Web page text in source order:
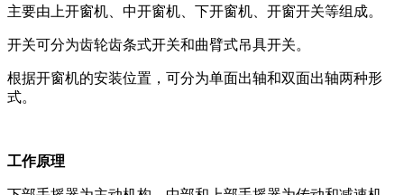
主要由上开窗机、中开窗机、下开窗机、开窗开关等组成。
开关可分为齿轮齿条式开关和曲臂式吊具开关。
根据开窗机的安装位置，可分为单面出轴和双面出轴两种形
式。
工作原理